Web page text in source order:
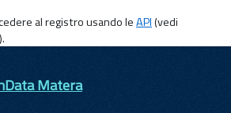
al registro usando leAPI(vedi
).
Matera